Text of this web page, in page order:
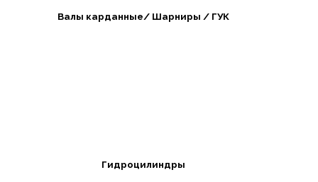
Валы карданные/ Шарниры / ГУК
Гидроцилиндры